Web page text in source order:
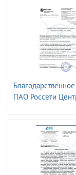
ПАО Россети